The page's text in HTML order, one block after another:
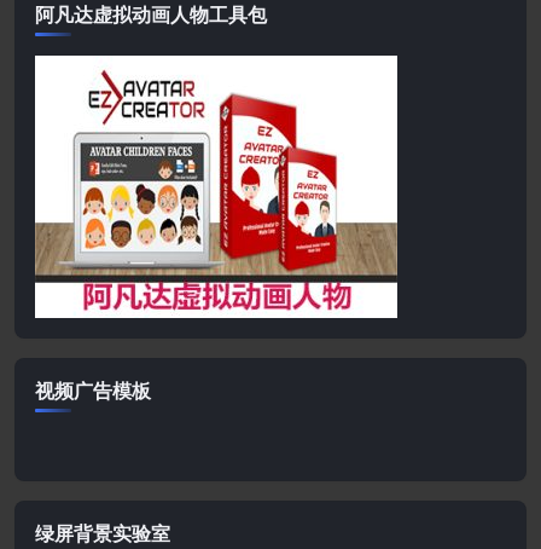
阿凡达虚拟动画人物工具包
视频广告模板
绿屏背景实验室